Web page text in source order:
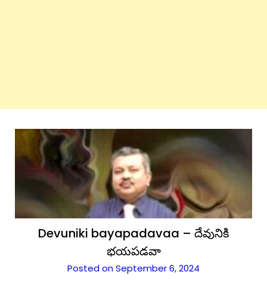
Devuniki bayapadavaa – దేవునికి
భయపడవా
Posted on September 6, 2024